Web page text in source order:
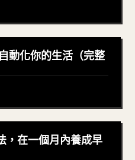
動化你的生活（完整
，在一個月內養成早